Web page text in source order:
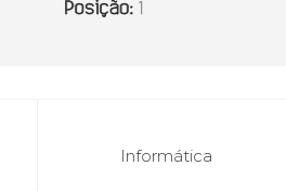
Informática